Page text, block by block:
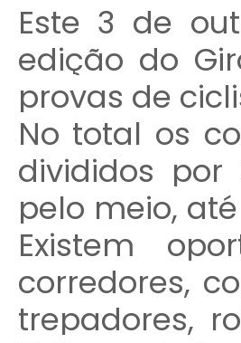
Este 3 de
edição do
provas de
No total os
divididos
pelo meio,
Existem
corredores,
trepadores,